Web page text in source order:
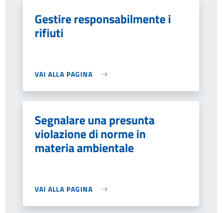
Gestire responsabilmente i
rifiuti
VAI ALLA PAGINA
Segnalare una presunta
violazione di norme in
materia ambientale
VAI ALLA PAGINA